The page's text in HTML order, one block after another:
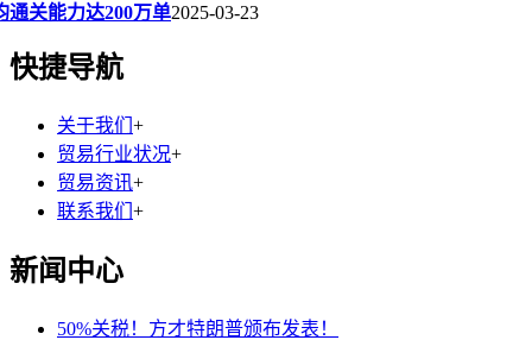
通关能力达200万单2025-03-23
快捷导航
关于我们 +
贸易行业状况+
贸易资讯+
联系我们 +
新闻中心
50%关税！方才特朗普颁布发表！